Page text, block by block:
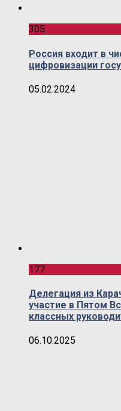
305
Россия входит в
цифровизации
05.02.2024
177
Делегация из
участие в Пятом
классных
06.10.2025